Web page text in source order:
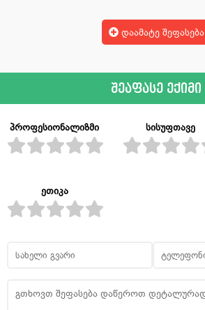
დაამატე შეფასება
შეაფასე ექიმი
პროფესიონალიზმი სისუფთავე
ეთიკა